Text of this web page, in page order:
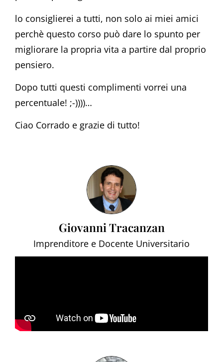
lo consiglierei a tutti, non solo ai miei amici
perchè questo corso può dare lo spunto per
migliorare la propria vita a partire dal proprio
pensiero.
Dopo tutti questi complimenti vorrei una
percentuale! ;-))))…
Ciao Corrado e grazie di tutto!
Giovanni Tracanzan
Imprenditore e Docente Universitario